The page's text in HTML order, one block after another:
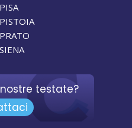
PISA
PISTOIA
PRATO
SIENA
testate?